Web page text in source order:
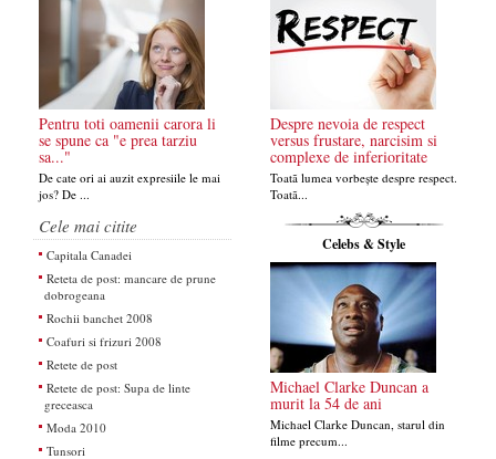
Pentru toti oamenii carora li
se spune ca "e prea tarziu
sa..."
De cate ori ai auzit expresiile le mai
jos? De ...
Despre nevoia de respect
versus frustare, narcisim si
complexe de inferioritate
Toatã lumea vorbește despre respect.
Toatã...
Cele mai citite
Capitala Canadei
Reteta de post: mancare de prune
dobrogeana
Rochii banchet 2008
Coafuri si frizuri 2008
Retete de post
Retete de post: Supa de linte
greceasca
Moda 2010
Tunsori
Celebs & Style
Michael Clarke Duncan a
murit la 54 de ani
Michael Clarke Duncan, starul din
filme precum...